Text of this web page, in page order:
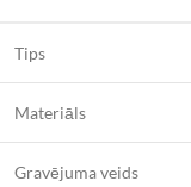
Tips
Materiāls
Gravējuma veids